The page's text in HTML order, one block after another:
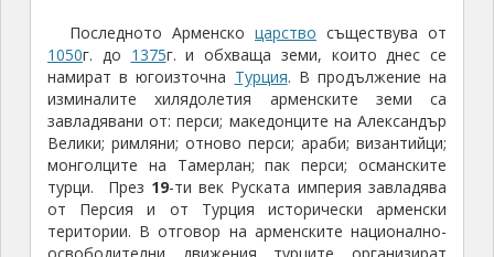
Съветския съюз. През1991година Армения
обявява независимост и става самостоятелна
държава.
Статистическите данни сочат, че в новата
арменска история периодът от
20 80-те
години на миналия век е време на голям
икономически подем и неколкократно повишаване
на жизненото равнище. През тези десетилетия
науката, културата и образованието достигат
значителни висоти.